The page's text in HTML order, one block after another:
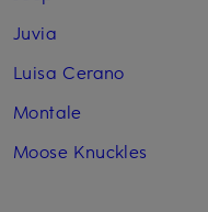
Juvia
Luisa Cerano
Montale
Moose Knuckles